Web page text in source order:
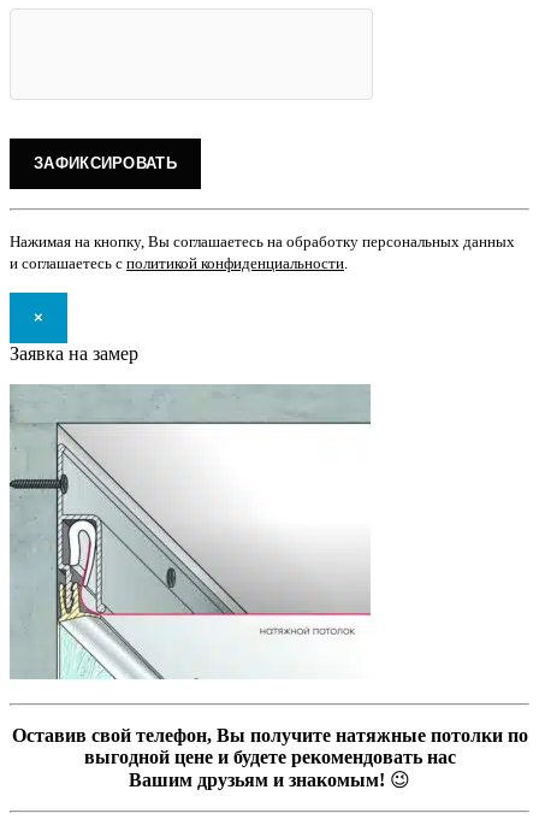
Нажимая на кнопку, Вы соглашаетесь на обработку персональных данных
и соглашаетесь с политикой конфиденциальности
×
Заявка на замер
Оставив свой телефон, Вы получите натяжные потолки по
выгодной цене и будете рекомендовать нас
Вашим друзьям и знакомым! 😉